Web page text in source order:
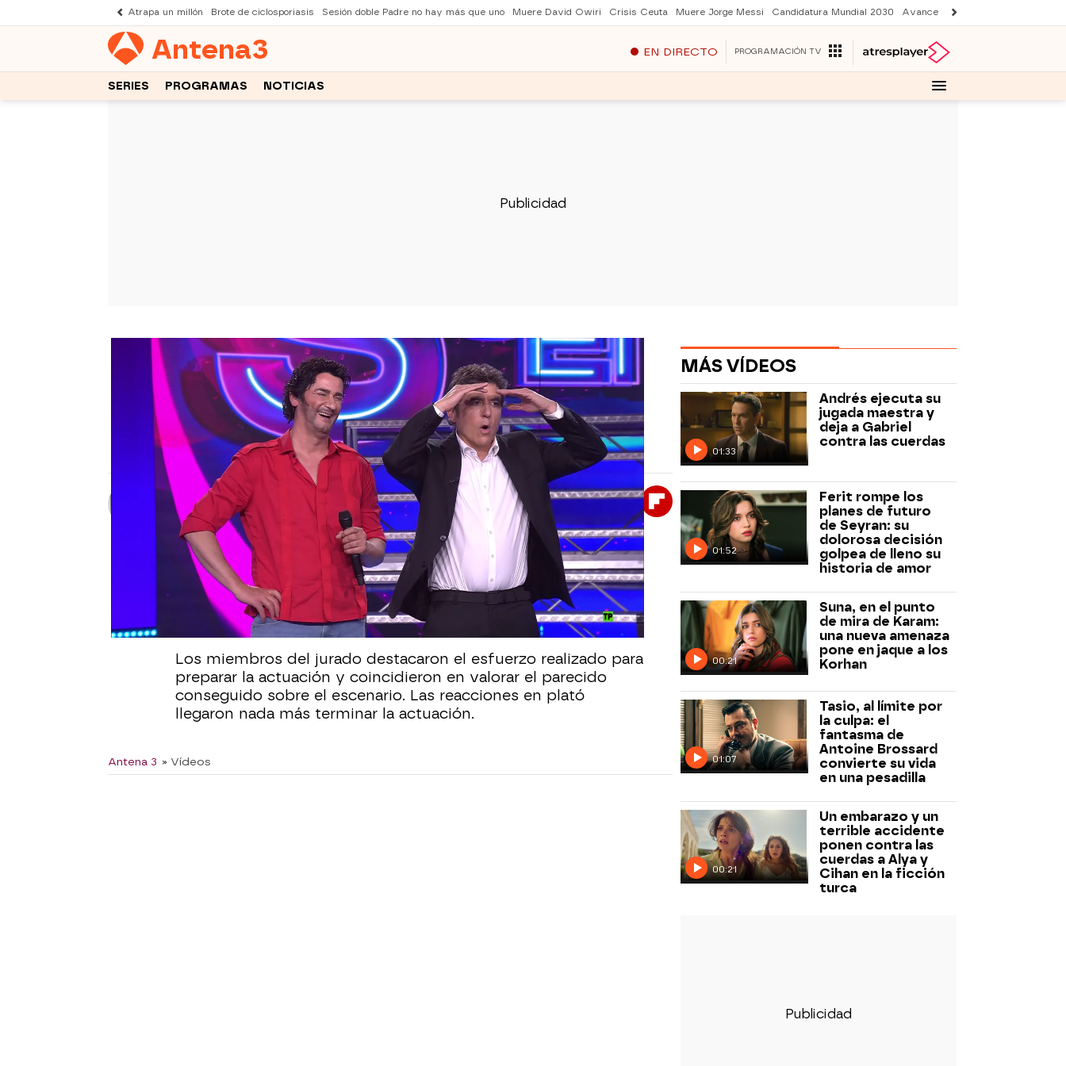
Atrapa un millón Brote de ciclosporiasis Sesión doble Padre no hay más que uno Muere David Owiri Crisis Ceuta Muere Jorge Messi Candidatura Mundial 2030 Avance Sueños de libertad
Antena3 EN DIRECTO PROGRAMACIÓN TV
SERIES PROGRAMAS NOTICIAS
TU CARA ME SUENA
El jurado de Tu cara me suena se rinde ante la imitación de
Jesulín en la quinta gala
Una de las actuaciones más destacadas de la nueva gala de Tu cara me suena dejó
impresionado al jurado, que elogió el trabajo y la preparación vistos sobre el escenario.
Patri Bea
Publicado:14 de mayo de 2026, 11:11
WhatsappFacebook Flipboard
La imitación de Jesulínen el próximo programa de
Tu cara me
suenase convirtió en uno de los momentos más comentados
de la noche después de que el concursante lograra sorprender
con su interpretación durante laquinta gala.
Los miembros del jurado destacaron el esfuerzo realizado para
preparar la actuación y coincidieron en valorar el parecido
conseguido sobre el escenario. Las reacciones en plató
llegaron nada más terminar la actuación.
Antena 3 » Vídeos
MÁS VÍDEOS
01:33
Andrés ejecuta su
jugada maestra y
deja a Gabriel
contra las cuerdas
01:52
Ferit rompe los
planes de futuro
de Seyran: su
dolorosa decisión
golpea de lleno su
historia de amor
00:21
Suna, en el punto
de mira de Karam:
una nueva amenaza
pone en jaque a los
Korhan
01:07
Tasio, al límite por
la culpa: el
fantasma de
Antoine Brossard
convierte su vida
en una pesadilla
00:21
Un embarazo y un
terrible accidente
ponen contra las
cuerdas a Alya y
Cihan en la ficción
turca